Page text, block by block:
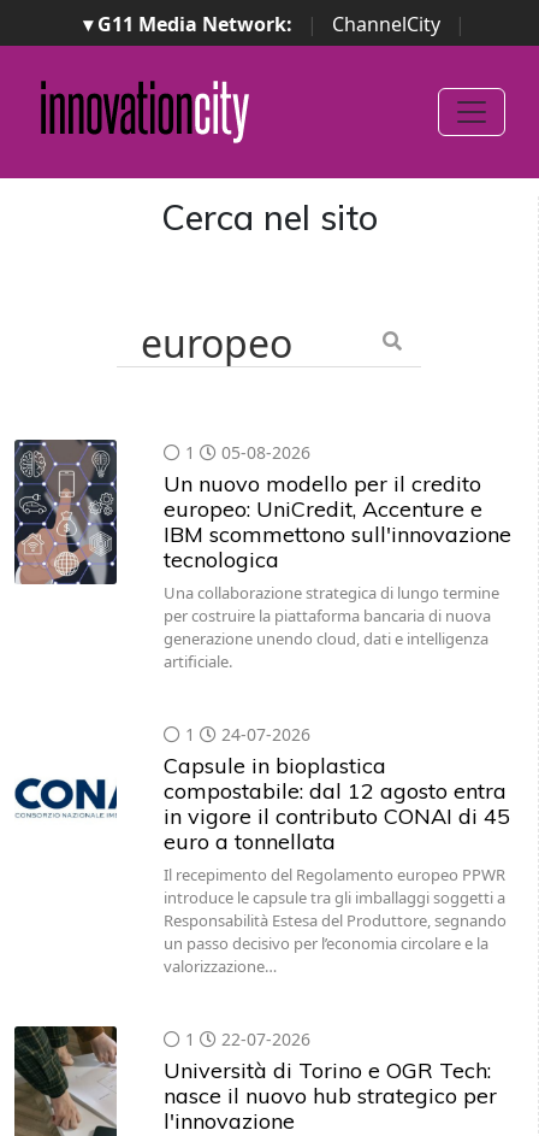
▾ G11 Media Network: | ChannelCity
|
ImpresaCity | SecurityOpenLab | Italian Channel
Awards
Italian Project Awards
Italian Security
Awards
Cerca nel sito
1 05-08-2026
Un nuovo modello per il credito
europeo: UniCredit, Accenture e
IBM scommettono sull'innovazione
tecnologica
Una collaborazione strategica di lungo termine
per costruire la piattaforma bancaria di nuova
generazione unendo cloud, dati e intelligenza
artificiale.
1 24-07-2026
Capsule in bioplastica
compostabile: dal 12 agosto entra
in vigore il contributo CONAI di 45
euro a tonnellata
Il recepimento del Regolamento europeo PPWR
introduce le capsule tra gli imballaggi soggetti a
Responsabilità Estesa del Produttore, segnando
un passo decisivo per l’economia circolare e la
valorizzazione…
1 22-07-2026
Università di Torino e OGR Tech:
nasce il nuovo hub strategico per
l'innovazione